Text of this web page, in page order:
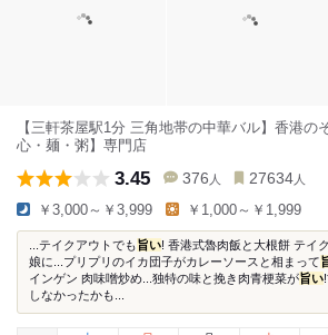
【三軒茶屋駅1分 三角地帯の中華バル】香港の
心・麺・粥】専門店
3.45 376 人 27634 人
￥3,000～￥3,999 ￥1,000～￥1,999
...テイクアウトでも旨い! 香港式魯肉飯と大根餅 テイ
娘に...プリプリのイカ団子がカレーソースと相まって
インゲン 肉味噌炒め...独特の味と挽き肉青梗菜が旨い
しなかったかも...